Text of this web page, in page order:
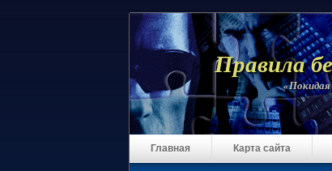
Правила
«Покидая
Главная Карта сайта